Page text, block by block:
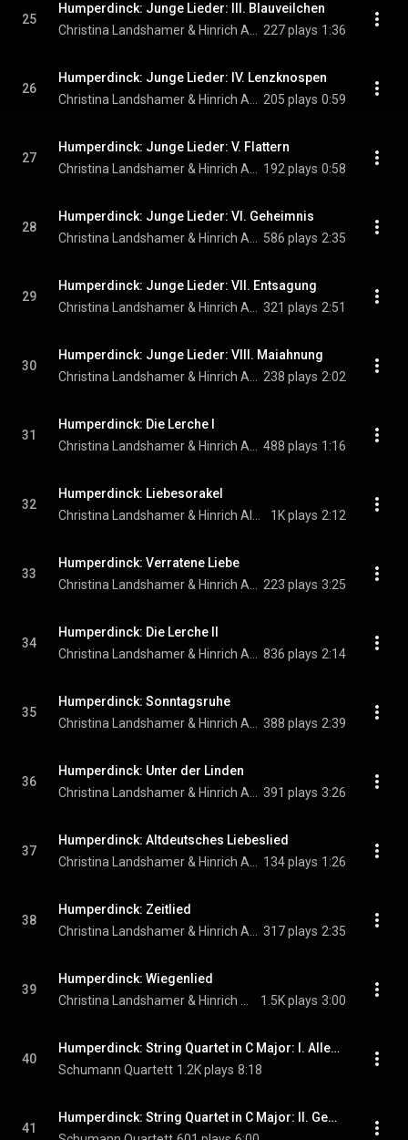
25
Humperdinck: Junge Lieder: III. Blauveilchen
227 plays 1:36
26
Humperdinck: Junge Lieder: IV. Lenzknospen
205 plays 0:59
27
Humperdinck: Junge Lieder: V. Flattern
192 plays 0:58
28
Humperdinck: Junge Lieder: VI. Geheimnis
586 plays 2:35
29
Humperdinck: Junge Lieder: VII. Entsagung
321 plays 2:51
30
Humperdinck: Junge Lieder: VIII. Maiahnung
238 plays 2:02
31
Humperdinck: Die Lerche I
488 plays 1:16
32
Humperdinck: Liebesorakel
1K plays 2:12
33
Humperdinck: Verratene Liebe
223 plays 3:25
34
Humperdinck: Die Lerche II
836 plays 2:14
35
Humperdinck: Sonntagsruhe
388 plays 2:39
36
Humperdinck: Unter der Linden
391 plays 3:26
37
Humperdinck: Altdeutsches Liebeslied
134 plays 1:26
38
Humperdinck: Zeitlied
317 plays 2:35
39
Humperdinck: Wiegenlied
1.5K plays 3:00
40
Humperdinck: String Quartet in C Major: I. Allegro moderato
Schumann Quartett 1.2K plays 8:18
41
Humperdinck: String Quartet in C Major: II. Gemächlich